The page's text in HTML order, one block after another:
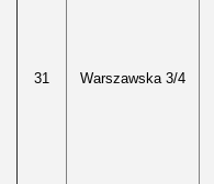
31 Warszawska 3/4